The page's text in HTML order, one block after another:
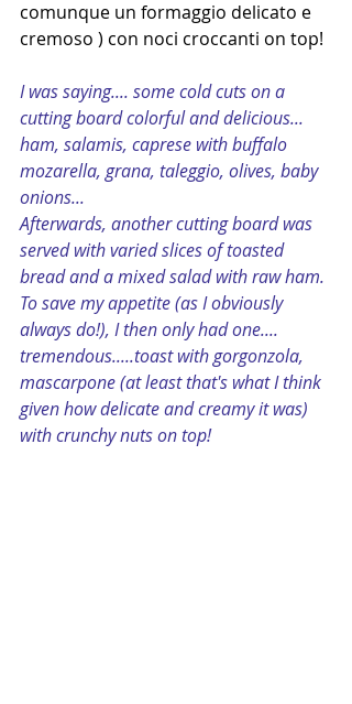
comunque un formaggio delicato e
cremoso ) con noci croccanti on top!
I was saying.... some cold cuts on a
cutting board colorful and delicious...
ham, salamis, caprese with buffalo
mozarella, grana, taleggio, olives, baby
onions...
Afterwards, another cutting board was
served with varied slices of toasted
bread and a mixed salad with raw ham.
To save my appetite (as I obviously
always do!), I then only had one....
tremendous.....toast with gorgonzola,
mascarpone (at least that's what I think
given how delicate and creamy it was)
with crunchy nuts on top!